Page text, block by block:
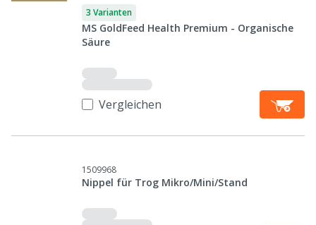
3 Varianten
MS GoldFeed Health Premium - Organische
Säure
Vergleichen
1509968
Nippel für Trog Mikro/Mini/Stand